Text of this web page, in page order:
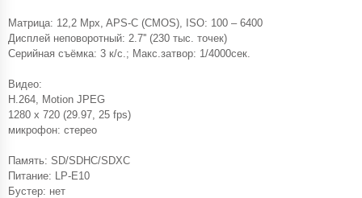
Матрица: 12,2 Mpx, APS-C (CMOS), ISO: 100 – 6400
Дисплей неповоротный: 2.7'' (230 тыс. точек)
Серийная съёмка: 3 к/с.; Макс.затвор: 1/4000сек.
Видео:
H.264, Motion JPEG
1280 x 720 (29.97, 25 fps)
микрофон: стерео
Память: SD/SDHC/SDXC
Питание: LP-E10
Бустер: нет